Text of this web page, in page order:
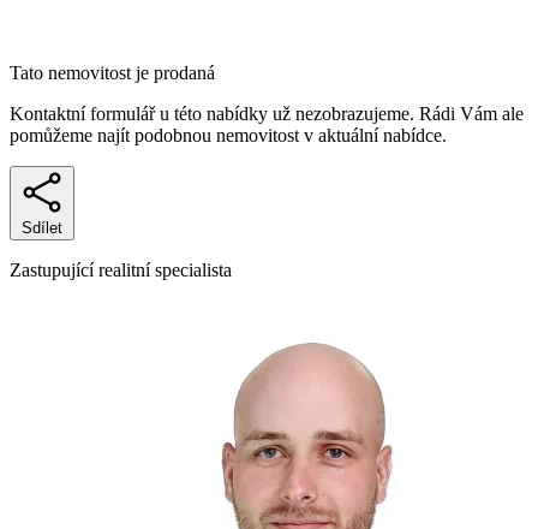
Tato nemovitost je prodaná
Kontaktní formulář u této nabídky už nezobrazujeme. Rádi Vám ale
pomůžeme najít podobnou nemovitost v aktuální nabídce.
Sdílet
Zastupující realitní specialista